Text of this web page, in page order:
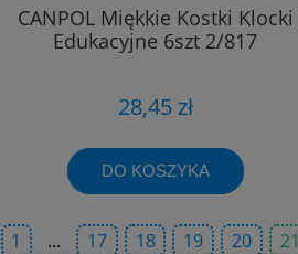
CANPOL Miękkie Kostki Klocki
Edukacyjne 6szt 2/817
28,45 zł
DO KOSZYKA
1 ... 17 18 19 20 21